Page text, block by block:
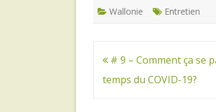
Wallonie Entretien
Navigation
de
# 9 – Comment ça se
temps du COVID-19?